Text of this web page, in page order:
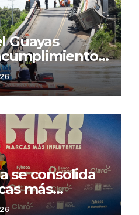
Guayas
y
en
puente
Cornejo, en
se consolida
más
Ecuador